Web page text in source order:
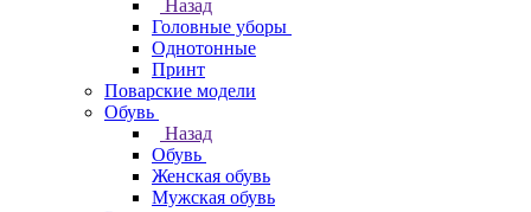
Назад
Головные уборы
Однотонные
Принт
Поварские модели
Обувь
Назад
Обувь
Женская обувь
Мужская обувь